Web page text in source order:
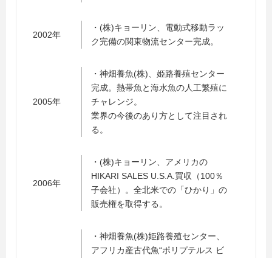
2002年
・(株)キョーリン、電動式移動ラッ
ク完備の関東物流センター完成。
2005年
・神畑養魚(株)、姫路養殖センター
完成。熱帯魚と海水魚の人工繁殖に
チャレンジ。
業界の今後のあり方として注目され
る。
2006年
・(株)キョーリン、アメリカの
HIKARI SALES U.S.A.買収（100％
子会社）。全北米での「ひかり」の
販売権を取得する。
・神畑養魚(株)姫路養殖センター、
アフリカ産古代魚“ポリプテルス ビ